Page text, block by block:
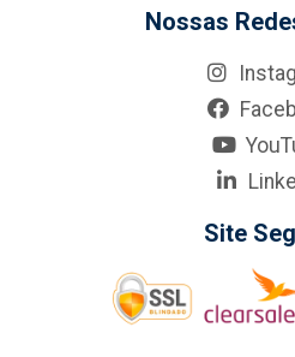
Nossas
Site